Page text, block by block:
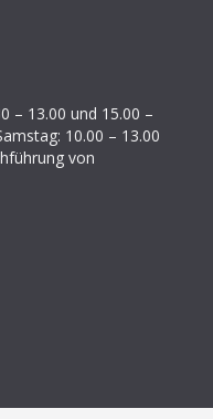
– 13.00 und 15.00 –
10.00 – 13.00
von